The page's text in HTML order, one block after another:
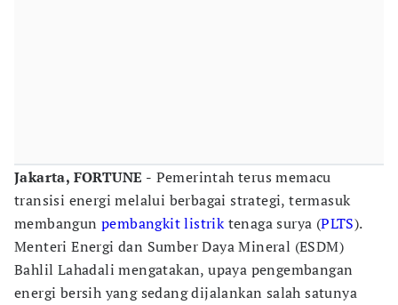
Jakarta, FORTUNE - Pemerintah terus memacu
transisi energi melalui berbagai strategi, termasuk
membangunpembangkit listriktenaga surya (PLTS).
Menteri Energi dan Sumber Daya Mineral (ESDM)
Bahlil Lahadali mengatakan, upaya pengembangan
energi bersih yang sedang dijalankan salah satunya